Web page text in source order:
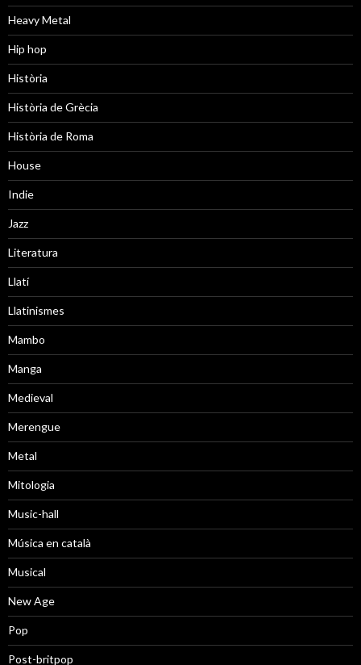
Heavy Metal
Hip hop
Història
Història de Grècia
Història de Roma
House
Indie
Jazz
Literatura
Llatí
Llatinismes
Mambo
Manga
Medieval
Merengue
Metal
Mitologia
Music-hall
Música en català
Musical
New Age
Pop
Post-britpop